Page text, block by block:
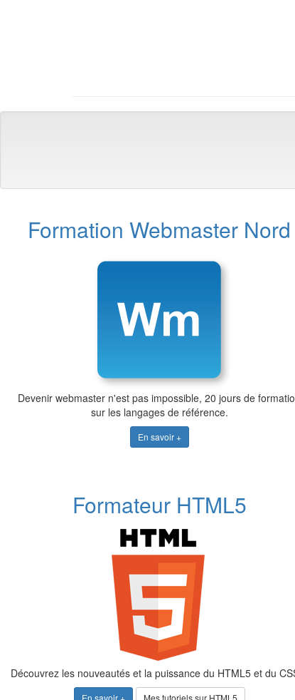
Formation Webmaster Nord
Devenir webmaster n'est pas impossible, 20 jours de
sur les langages de référence.
En savoir +
Formateur HTML5
Découvrez les nouveautés et la puissance du HTML5 et du
En savoir + Mes tutoriels sur HTML5